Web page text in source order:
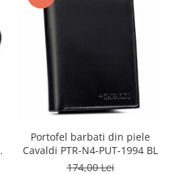
Portofel barbati din piele
Cavaldi PTR-N4-PUT-1994 BL
174,00 Lei